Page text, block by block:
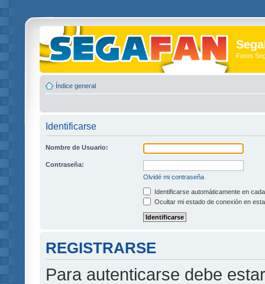
Foros
Índice general
Identificarse
Nombre de Usuario:
Contraseña:
Olvidé mi contraseña
Identificarse automáticamente en
Ocultar mi estado de conexión en
REGISTRARSE
Para autenticarse debe